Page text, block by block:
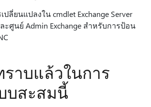
ปลี่ยนแปลงใน cmdlet Exchange Server
ะศูนย์ Admin Exchange สําหรับการป้อน
าบแล้วในการ
บสะสมนี้